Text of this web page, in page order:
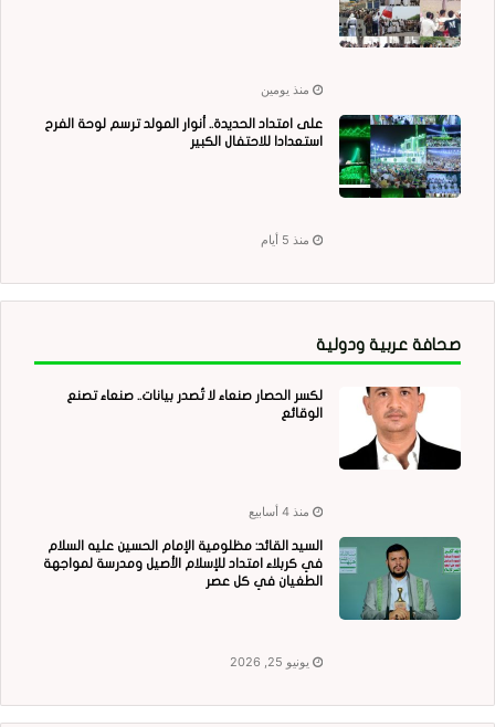
منذ يومين
على امتداد الحديدة.. أنوار المولد ترسم لوحة الفرح
استعدادا للاحتفال الكبير
منذ 5 أيام
صحافة عربية ودولية
لكسر الحصار صنعاء لا تُصدر بيانات.. صنعاء تصنع
الوقائع
منذ 4 أسابيع
السيد القائد: مظلومية الإمام الحسين عليه السلام
في كربلاء امتداد للإسلام الأصيل ومدرسة لمواجهة
الطغيان في كل عصر
يونيو 25, 2026